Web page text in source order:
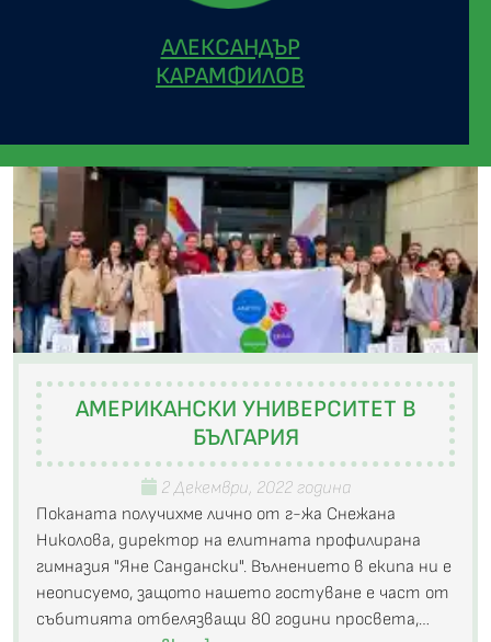
АЛЕКСАНДЪР
КАРАМФИЛОВ
АМЕРИКАНСКИ УНИВЕРСИТЕТ В
БЪЛГАРИЯ
2 Декември, 2022 година
Поканата получихме лично от г-жа Снежана
Николова, директор на елитната профилирана
гимназия "Яне Сандански". Вълнението в екипа ни е
неописуемо, защото нашето гостуване е част от
събитията отбелязващи 80 години просвета,…